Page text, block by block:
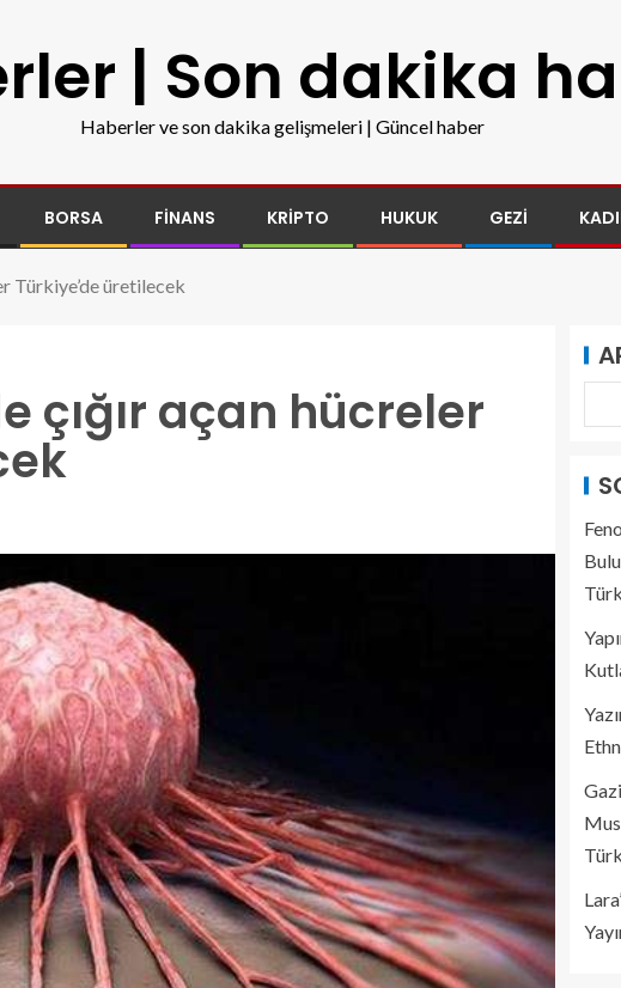
| Son dakika
Haberler ve son dakika gelişmeleri | Güncel haber
BORSA FINANS KRIPTO HUKUK GEZI
Türkiye’de üretilecek
çığır açan hücreler